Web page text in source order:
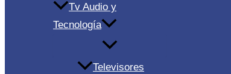
Tv Audio y
Tecnología
Televisores